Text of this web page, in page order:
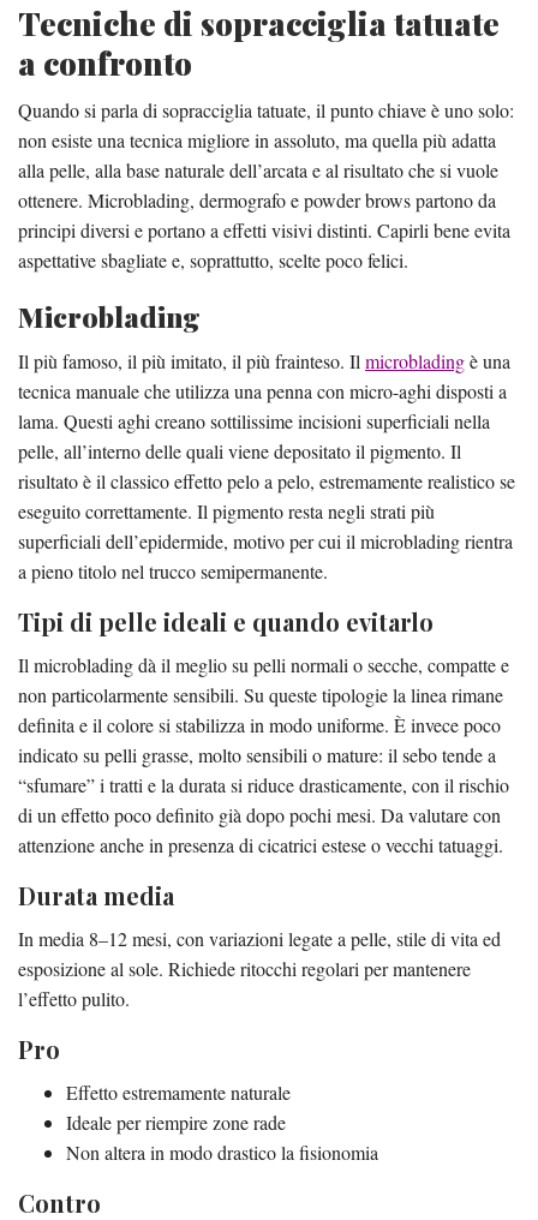
Tecniche di sopracciglia tatuate
a confronto
Quando si parla di sopracciglia tatuate, il punto chiave è uno solo:
non esiste una tecnica migliore in assoluto, ma quella più adatta
alla pelle, alla base naturale dell’arcata e al risultato che si vuole
ottenere. Microblading, dermografo e powder brows partono da
principi diversi e portano a effetti visivi distinti. Capirli bene evita
aspettative sbagliate e, soprattutto, scelte poco felici.
Microblading
Il più famoso, il più imitato, il più frainteso. Il microbladingè una
tecnica manuale che utilizza una penna con micro-aghi disposti a
lama. Questi aghi creano sottilissime incisioni superficiali nella
pelle, all’interno delle quali viene depositato il pigmento. Il
risultato è il classico effetto pelo a pelo, estremamente realistico se
eseguito correttamente. Il pigmento resta negli strati più
superficiali dell’epidermide, motivo per cui il microblading rientra
a pieno titolo nel trucco semipermanente.
Tipi di pelle ideali e quando evitarlo
Il microblading dà il meglio su pelli normali o secche, compatte e
non particolarmente sensibili. Su queste tipologie la linea rimane
definita e il colore si stabilizza in modo uniforme. È invece poco
indicato su pelli grasse, molto sensibili o mature: il sebo tende a
“sfumare” i tratti e la durata si riduce drasticamente, con il rischio
di un effetto poco definito già dopo pochi mesi. Da valutare con
attenzione anche in presenza di cicatrici estese o vecchi tatuaggi.
Durata media
In media 8–12 mesi, con variazioni legate a pelle, stile di vita ed
esposizione al sole. Richiede ritocchi regolari per mantenere
l’effetto pulito.
Pro
Effetto estremamente naturale
Ideale per riempire zone rade
Non altera in modo drastico la fisionomia
Contro